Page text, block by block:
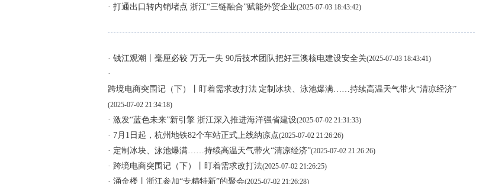
· 打通出口转内销堵点 浙江“三链融合”赋能外贸企业(2025-07-03 18:43:42)
· 钱江观潮丨毫厘必较 万无一失 90后技术团队把好三澳核电建设安全关(2025-07-03 18:43:41)
·
跨境电商突围记（下）丨盯着需求改打法 定制冰块、泳池爆满……持续高温天气带火“清凉经济”
(2025-07-02 21:34:18)
· 激发“蓝色未来”新引擎 浙江深入推进海洋强省建设(2025-07-02 21:31:33)
· 7月1日起，杭州地铁82个车站正式上线纳凉点(2025-07-02 21:26:26)
· 定制冰块、泳池爆满……持续高温天气带火“清凉经济”(2025-07-02 21:26:26)
· 跨境电商突围记（下）丨盯着需求改打法(2025-07-02 21:26:25)
· 涌金楼丨浙江参加“专精特新”的聚会(2025-07-02 21:26:28)